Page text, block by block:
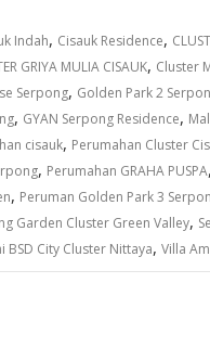
Indah, Cisauk Residence,
GRIYA MULIA CISAUK, Cluster
Serpong, Golden Park 2
, GYAN Serpong Residence,
cisauk, Perumahan Cluster
, Perumahan GRAHA PUSPA,
, Peruman Golden Park 3
Garden Cluster Green Valley,
BSD City Cluster Nittaya, Villa